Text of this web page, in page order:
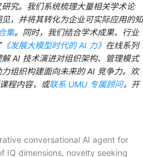
究。我们系统梳理大量相关学术论
，并将其转化为企业可实际应用的知
集。同时，我们结合学术成果、行业
《发展大模型时代的 AI 力》 在线系列
AI 技术演进对组织架构、管理模式
组织构建面向未来的 AI 竞争力。欢
程内容，或联系 UMU 专属顾问，开
conversational AI agent for
IQ dimensions, novelty seeking